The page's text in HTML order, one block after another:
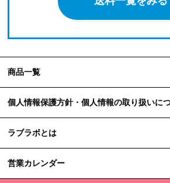
商品一覧
個人情報保護方針・個人情報の取り扱いに
ラブラボとは
営業カレンダー